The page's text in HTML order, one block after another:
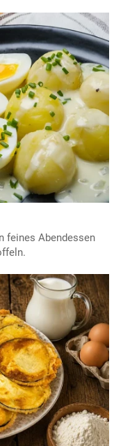
feines Abendessen